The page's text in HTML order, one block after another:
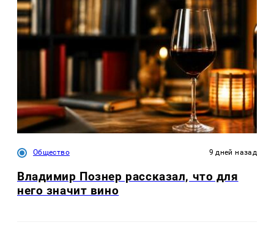
Общество 9 дней назад
Владимир Познер рассказал, что для
него значит вино